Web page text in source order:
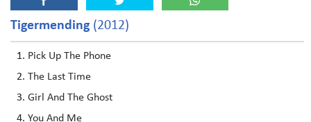
Tigermending (2012)
Pick Up The Phone
The Last Time
Girl And The Ghost
You And Me